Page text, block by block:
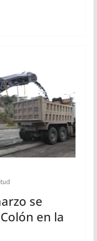
se
en la